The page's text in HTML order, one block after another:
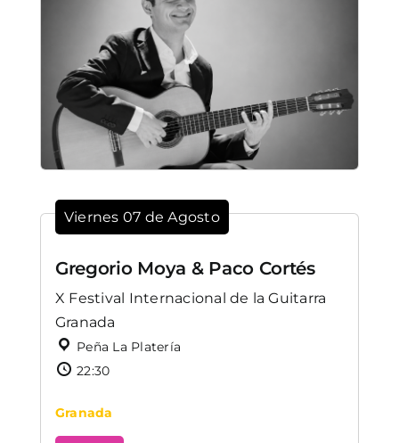
Viernes 07 de Agosto
Gregorio Moya & Paco Cortés
X Festival Internacional de la Guitarra
Granada
Peña La Platería
22:30
Granada